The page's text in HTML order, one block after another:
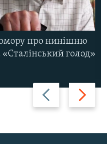
Назад Вперед
про нинішню
«Сталінський голод»